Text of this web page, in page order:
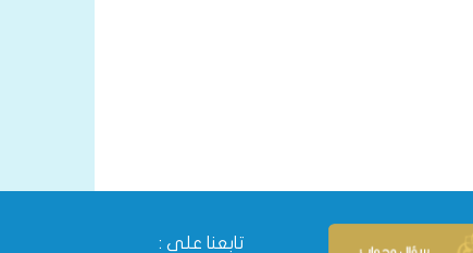
تابعنا على :